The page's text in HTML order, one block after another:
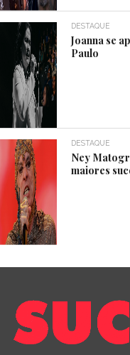
DESTAQUE
Joanna se
Paulo
DESTAQUE
Ney
maiores